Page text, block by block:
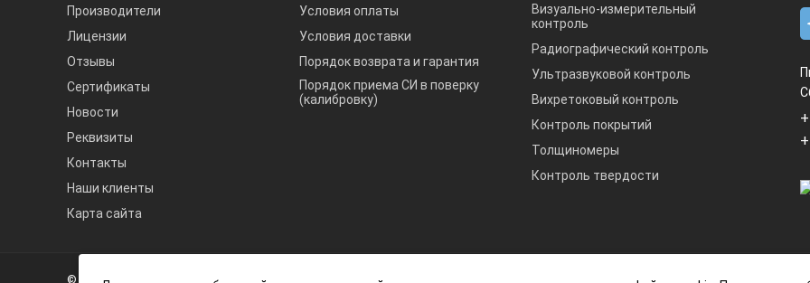
Размер упаковки производителя, см
Комплект поставки лазерного дальномера KEEPER LASER METER 60:
Инструкция на русском языке.
Производители
Лицензии
Отзывы
Сертификаты
Новости
Реквизиты
Контакты
Наши клиенты
Карта сайта
Условия оплаты
Условия доставки
Порядок возврата и гарантия
Порядок приема СИ в поверку
(калибровку)
Визуально-измерительный
контроль
Радиографический контроль
Ультразвуковой контроль
Вихретоковый контроль
Контроль покрытий
Толщиномеры
Контроль твердости
© 2026 А3 Инжиниринг Обращаем Ваше внимание на то, что данный интернет-сайт носит исключительно